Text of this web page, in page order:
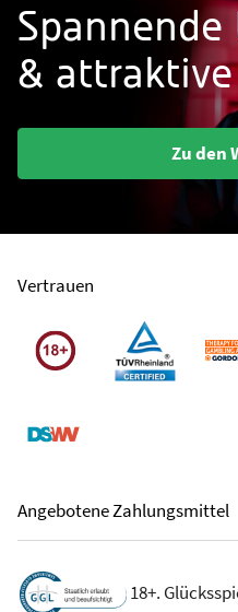
&
Zu den
Vertrauen
Angebotene Zahlungsmittel
18+.